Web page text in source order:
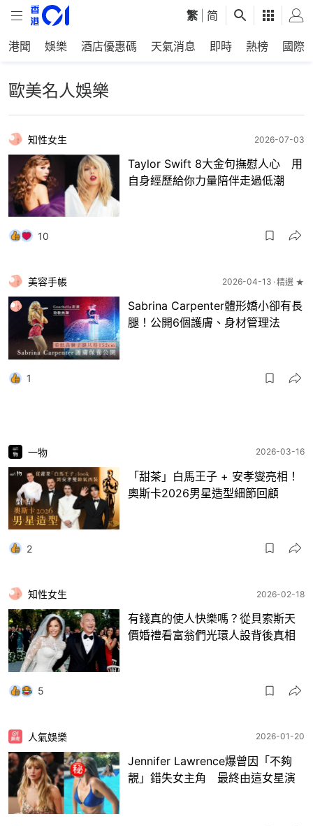
繁 简
港聞 娛樂 酒店優惠碼 天氣消息 即時 熱榜 國際
歐美名人娛樂
知性女生 2026-07-03
Taylor Swift 8大金句撫慰人心 用
自身經歷給你力量陪伴走過低潮
10
美容手帳 2026-04-13 精選 ★
Sabrina Carpenter體形嬌小卻有長
腿！公開6個護膚、身材管理法
1
一物 2026-03-16
「甜茶」白馬王子 + 安孝燮亮相！
奧斯卡2026男星造型細節回顧
2
知性女生 2026-02-18
有錢真的使人快樂嗎？從貝索斯天
價婚禮看富翁們光環人設背後真相
5
人氣娛樂 2026-01-20
Jennifer Lawrence爆曾因「不夠
靚」錯失女主角 最終由這女星演